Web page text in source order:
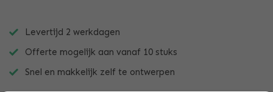
Levertijd 2 werkdagen
Offerte mogelijk aan vanaf 10 stuks
Snel en makkelijk zelf te ontwerpen